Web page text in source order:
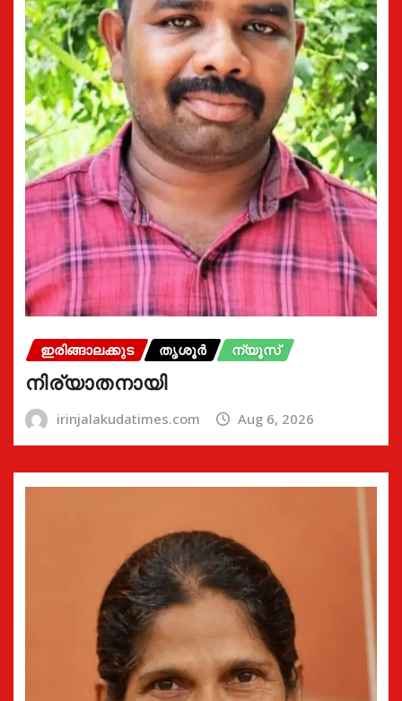
ഇരിങ്ങാലക്കുട തൃശൂർ ന്യൂസ്
നിര്യാതനായി
irinjalakudatimes.com Aug 6, 2026